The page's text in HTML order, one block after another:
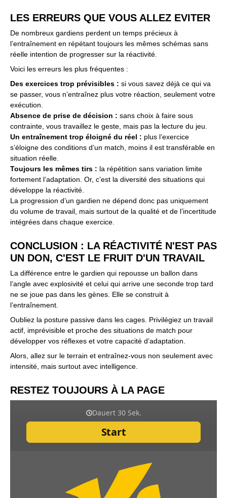
LES ERREURS QUE VOUS ALLEZ EVITER
De nombreux gardiens perdent un temps précieux à
l’entraînement en répétant toujours les mêmes schémas sans
réelle intention de progresser sur la réactivité.
Voici les erreurs les plus fréquentes :
Des exercices trop prévisibles : si vous savez déjà ce qui va
se passer, vous n’entraînez plus votre réaction, seulement votre
exécution.
Absence de prise de décision : sans choix à faire sous
contrainte, vous travaillez le geste, mais pas la lecture du jeu.
Un entraînement trop éloigné du réel : plus l’exercice
s’éloigne des conditions d’un match, moins il est transférable en
situation réelle.
Toujours les mêmes tirs : la répétition sans variation limite
fortement l’adaptation. Or, c’est la diversité des situations qui
développe la réactivité.
La progression d’un gardien ne dépend donc pas uniquement
du volume de travail, mais surtout de la qualité et de l’incertitude
intégrées dans chaque exercice.
CONCLUSION : LA RÉACTIVITÉ N'EST PAS
UN DON, C'EST LE FRUIT D'UN TRAVAIL
La différence entre le gardien qui repousse un ballon dans
l’angle avec explosivité et celui qui arrive une seconde trop tard
ne se joue pas dans les gènes. Elle se construit à
l’entraînement.
Oubliez la posture passive dans les cages. Privilégiez un travail
actif, imprévisible et proche des situations de match pour
développer vos réflexes et votre capacité d’adaptation.
Alors, allez sur le terrain et entraînez-vous non seulement avec
intensité, mais surtout avec intelligence.
RESTEZ TOUJOURS À LA PAGE